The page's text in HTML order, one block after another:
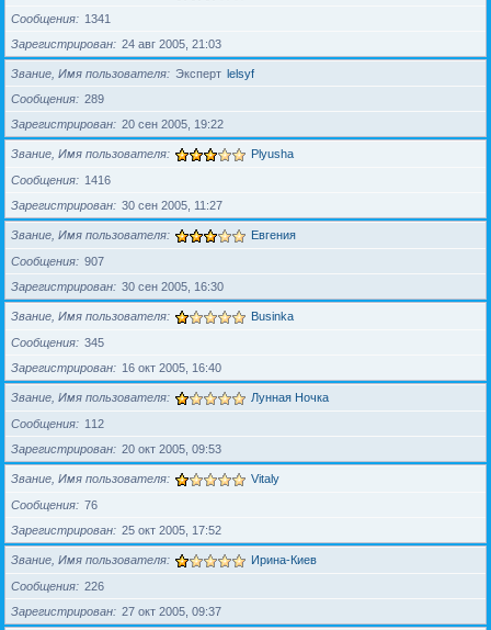
Сообщения
1341
Зарегистрирован
24 авг 2005, 21:03
Звание, Имя пользователя Эксперт lelsyf
Сообщения
289
Зарегистрирован
20 сен 2005, 19:22
Звание, Имя пользователя Plyusha
Сообщения
1416
Зарегистрирован
30 сен 2005, 11:27
Звание, Имя пользователя Евгения
Сообщения
907
Зарегистрирован
30 сен 2005, 16:30
Звание, Имя пользователя Businka
Сообщения
345
Зарегистрирован
16 окт 2005, 16:40
Звание, Имя пользователя Лунная Ночка
Сообщения
112
Зарегистрирован
20 окт 2005, 09:53
Звание, Имя пользователя Vitaly
Сообщения
76
Зарегистрирован
25 окт 2005, 17:52
Звание, Имя пользователя Ирина-Киев
Сообщения
226
Зарегистрирован
27 окт 2005, 09:37